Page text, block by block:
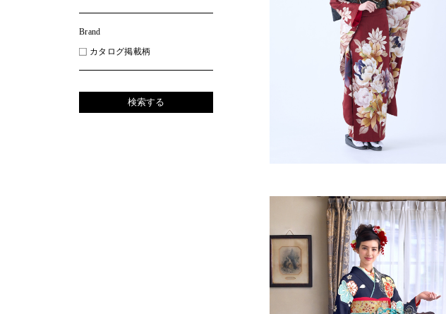
Brand
カタログ掲載柄
検索する